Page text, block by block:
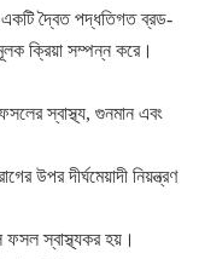
একটি দ্বৈত পদ্ধতিগত ব্রড-
ক্রিয়া সম্পন্ন করে।
স্বাস্থ্য, গুনমান এবং
উপর দীর্ঘমেয়াদী নিয়ন্ত্রণ
ফসল স্বাস্থ্যকর হয় ।